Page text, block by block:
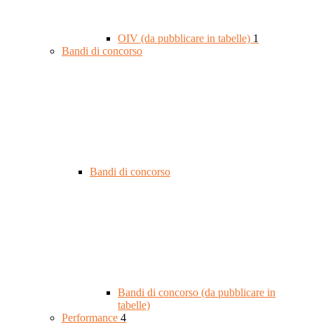
OIV (da pubblicare in tabelle) 1
Bandi di concorso
Bandi di concorso
Bandi di concorso (da pubblicare in
tabelle)
Performance 4